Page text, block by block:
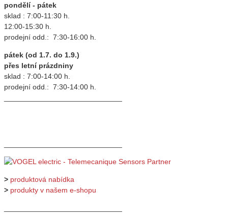
pondělí - pátek
sklad : 7:00-11:30 h.
12:00-15:30 h.
prodejní odd.: 7:30-16:00 h.
pátek (od 1.7. do 1.9.)
přes letní prázdniny
sklad : 7:00-14:00 h.
prodejní odd.: 7:30-14:00 h.
> produktová nabídka
> produkty v našem e-shopu